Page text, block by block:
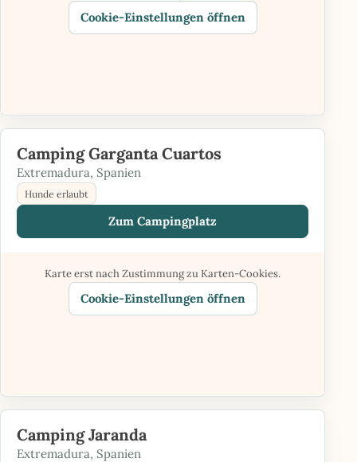
Cookie-Einstellungen öffnen
Camping Garganta Cuartos
Extremadura, Spanien
Hunde erlaubt
Zum Campingplatz
Karte erst nach Zustimmung zu Karten-Cookies.
Cookie-Einstellungen öffnen
Camping Jaranda
Extremadura, Spanien